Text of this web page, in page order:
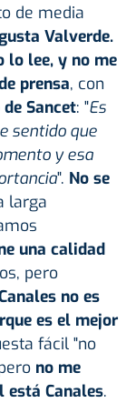
de media
Valverde.
lo lee, y no me
prensa, con
Sancet: "Es
sentido que
y esa
". No se
larga
una calidad
pero
no es
es el mejor
fácil "no
no me
está Canales.